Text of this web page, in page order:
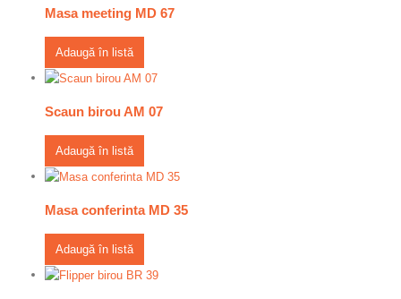
Masa meeting MD 67
Adaugă în listă
Scaun birou AM 07
Adaugă în listă
Masa conferinta MD 35
Adaugă în listă